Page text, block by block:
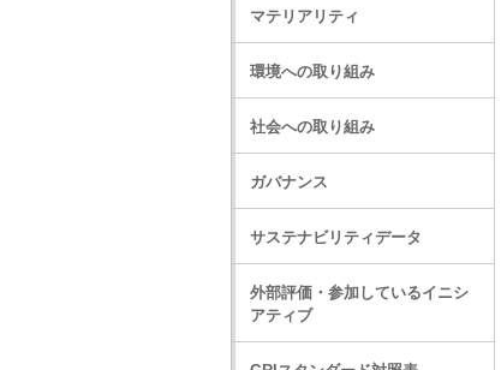
マテリアリティ
環境への取り組み
社会への取り組み
ガバナンス
サステナビリティデータ
外部評価・参加しているイニシ
アティブ